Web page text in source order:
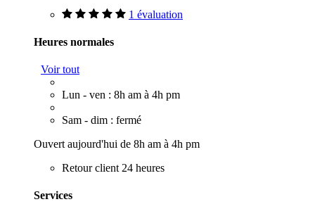
1 évaluation
Heures normales
Voir tout
Lun - ven : 8h am à 4h pm
Sam - dim : fermé
Ouvert aujourd'hui de 8h am à 4h pm
Retour client 24 heures
Services